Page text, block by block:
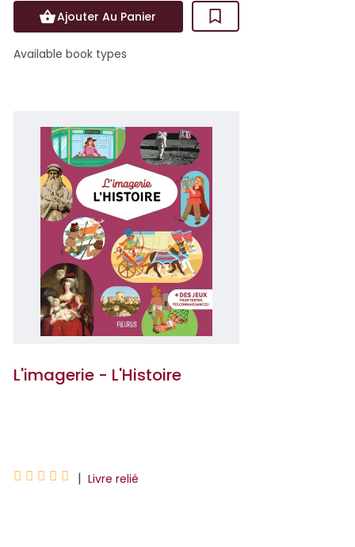
Ajouter Au Panier
Available book types
L'imagerie - L'Histoire
     | Livre relié